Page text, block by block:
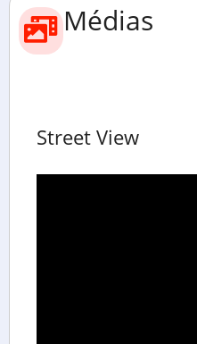
Médias
Street View